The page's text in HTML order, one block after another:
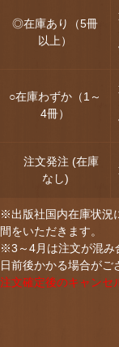
◎在庫あり（5冊
以上）
○在庫わずか（1～
4冊）
注文発注 (在庫
なし)
※出版社国内在庫状況
間をいただきます。
※3～4月は注文が混み
日前後かかる場合がご
注文確定後のキャンセ